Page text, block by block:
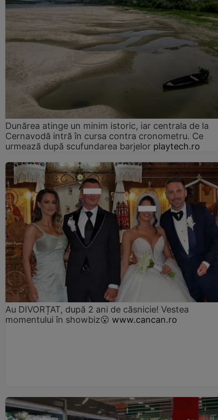
Dunărea atinge un minim istoric, iar centrala de la
Cernavodă intră în cursa contra cronometru. Ce
urmează după scufundarea barjelor playtech.ro
Au DIVORȚAT, după 2 ani de căsnicie! Vestea
momentului în showbiz😮 www.cancan.ro